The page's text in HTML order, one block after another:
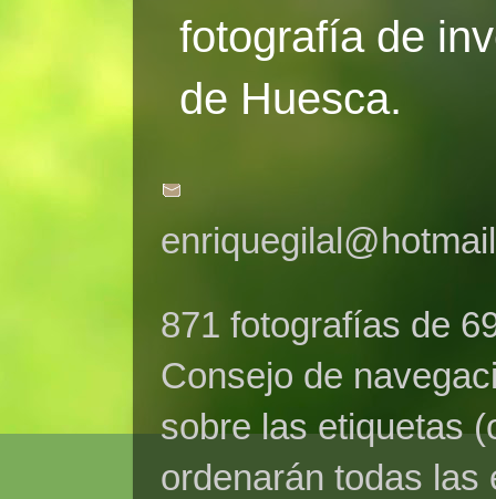
fotografía de
de Huesca.
871 fotografías de
Consejo de
sobre las etiquetas
ordenarán todas las